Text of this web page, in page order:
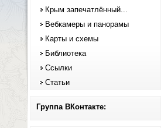
Крым запечатлённый...
Вебкамеры и панорамы
Карты и схемы
Библиотека
Ссылки
Статьи
Группа ВКонтакте: